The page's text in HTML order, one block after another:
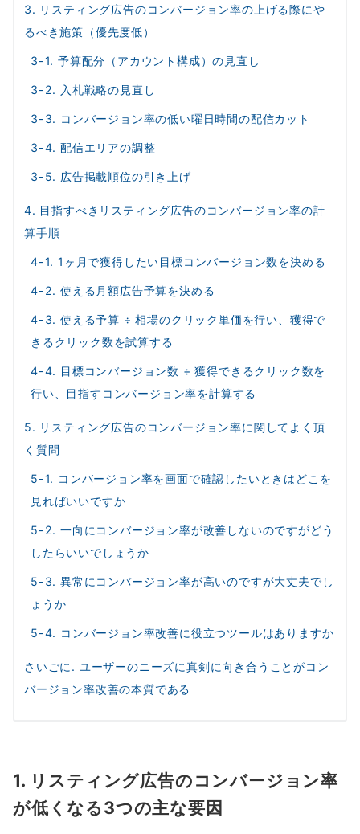
3. リスティング広告のコンバージョン率の上げる際にや
るべき施策（優先度低）
3-1. 予算配分（アカウント構成）の見直し
3-2. 入札戦略の見直し
3-3. コンバージョン率の低い曜日時間の配信カット
3-4. 配信エリアの調整
3-5. 広告掲載順位の引き上げ
4. 目指すべきリスティング広告のコンバージョン率の計
算手順
4-1. 1ヶ月で獲得したい目標コンバージョン数を決める
4-2. 使える月額広告予算を決める
4-3. 使える予算 ÷ 相場のクリック単価を行い、獲得で
きるクリック数を試算する
4-4. 目標コンバージョン数 ÷ 獲得できるクリック数を
行い、目指すコンバージョン率を計算する
5. リスティング広告のコンバージョン率に関してよく頂
く質問
5-1. コンバージョン率を画面で確認したいときはどこを
見ればいいですか
5-2. 一向にコンバージョン率が改善しないのですがどう
したらいいでしょうか
5-3. 異常にコンバージョン率が高いのですが大丈夫でし
ょうか
5-4. コンバージョン率改善に役立つツールはありますか
さいごに. ユーザーのニーズに真剣に向き合うことがコン
バージョン率改善の本質である
1. リスティング広告のコンバージョン率
が低くなる3つの主な要因